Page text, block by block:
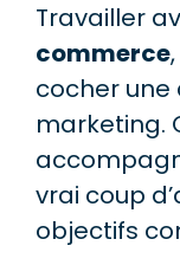
Travailler
commerce
cocher
marketing.
vrai coup
objectifs